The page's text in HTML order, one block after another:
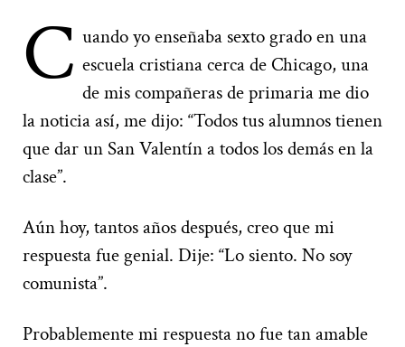
C uando yo enseñaba sexto grado en una
escuela cristiana cerca de Chicago, una
de mis compañeras de primaria me dio
la noticia así, me dijo: “Todos tus alumnos tienen
que dar un San Valentín a todos los demás en la
clase”.
Aún hoy, tantos años después, creo que mi
respuesta fue genial. Dije: “Lo siento. No soy
comunista”.
Probablemente mi respuesta no fue tan amable